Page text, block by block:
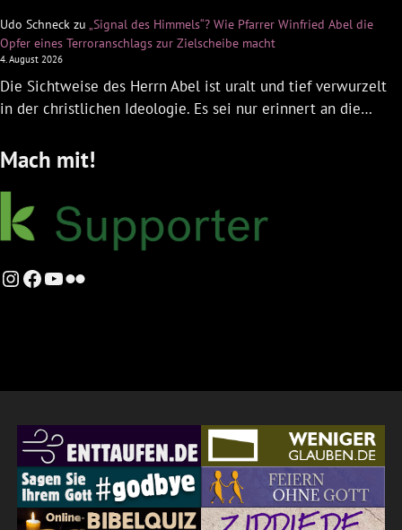
Udo Schneck zu „Signal des Himmels“? Wie Pfarrer Winfried Abel die
Opfer eines Terroranschlags zur Zielscheibe macht
4. August 2026
Die Sichtweise des Herrn Abel ist uralt und tief verwurzelt
in der christlichen Ideologie. Es sei nur erinnert an die…
Mach mit!
Instagram
Facebook
YouTube
Flickr